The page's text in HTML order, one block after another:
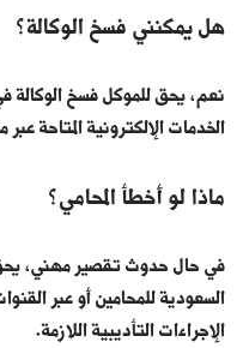
هل يمكنني فسخ الوكالة؟
نعم، يحق للموكل فسخ
الخدمات الإلكترونية المتاحة
ماذا لو أخطأ المحامي؟
في حال حدوث تقصير مهني،
السعودية للمحامين أو عبر
الإجراءات التأديبية اللازمة.